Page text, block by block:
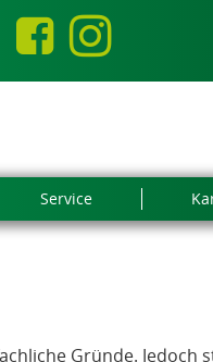
Service
Gründe. Jedoch